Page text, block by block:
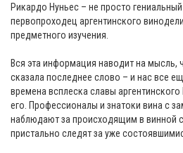
Рикардо Нуньес – не просто
первопроходец аргентинского
предметного изучения.
Вся эта информация наводит на мысль,
сказала последнее слово – и нас все
времена всплеска славы
его. Профессионалы и знатоки вина с
наблюдают за происходящим в винной
пристально следят за уже